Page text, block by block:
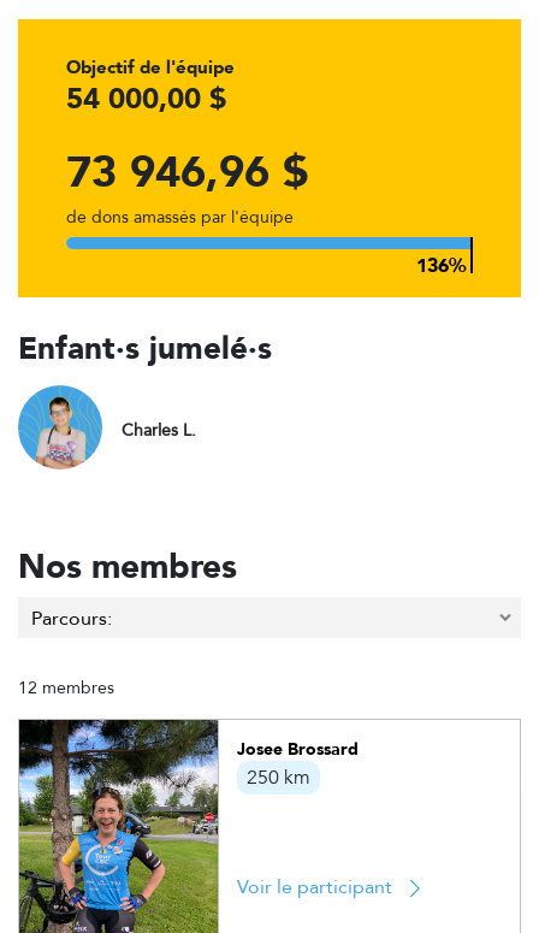
Objectif de l'équipe
54 000,00 $
73 946,96 $
de dons amassés par l'équipe
Enfant·s jumelé·s
Charles L.
Nos membres
12 membres
Josee Brossard
250 km
Voir le participant